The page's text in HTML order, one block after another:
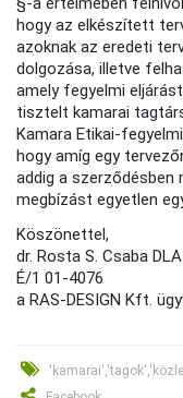
hogy az elkészített
azoknak az eredeti
dolgozása, illetve
amely fegyelmi
tisztelt kamarai
Kamara Etikai-
hogy amíg egy
addig a szerződésben
megbízást egyetlen
Köszönettel,
dr. Rosta S. Csaba
É/1 01-4076
a RAS-DESIGN Kft.